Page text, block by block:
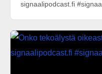
signaalipodcast.fi